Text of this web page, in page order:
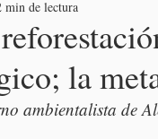
la
min de lectura
ambientalista de